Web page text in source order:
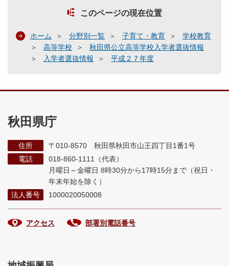
このページの現在位置
ホーム 分野別一覧 子育て・教育
学校教育
高等学校
秋田県公立高等学校入学者選抜情報
入学者選抜情報
平成２７年度
秋田県庁
住所
〒010-8570 秋田県秋田市山王四丁目1番1号
電話
018-860-1111（代表）
月曜日～金曜日 8時30分から17時15分まで （祝日・
年末年始を除く）
法人番号
1000020050008
アクセス 部署別電話番号